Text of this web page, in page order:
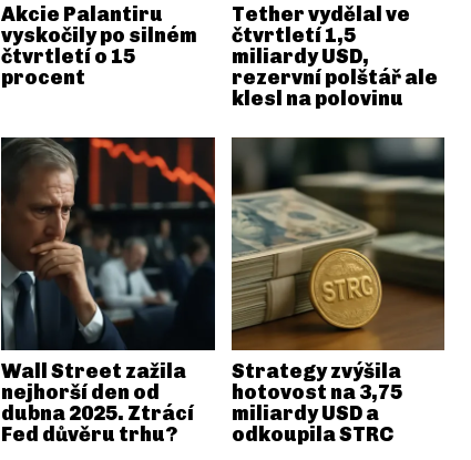
Akcie Palantiru
vyskočily po silném
čtvrtletí o 15
procent
Tether vydělal ve
čtvrtletí 1,5
miliardy USD,
rezervní polštář ale
klesl na polovinu
Wall Street zažila
nejhorší den od
dubna 2025. Ztrácí
Fed důvěru trhu?
Strategy zvýšila
hotovost na 3,75
miliardy USD a
odkoupila STRC